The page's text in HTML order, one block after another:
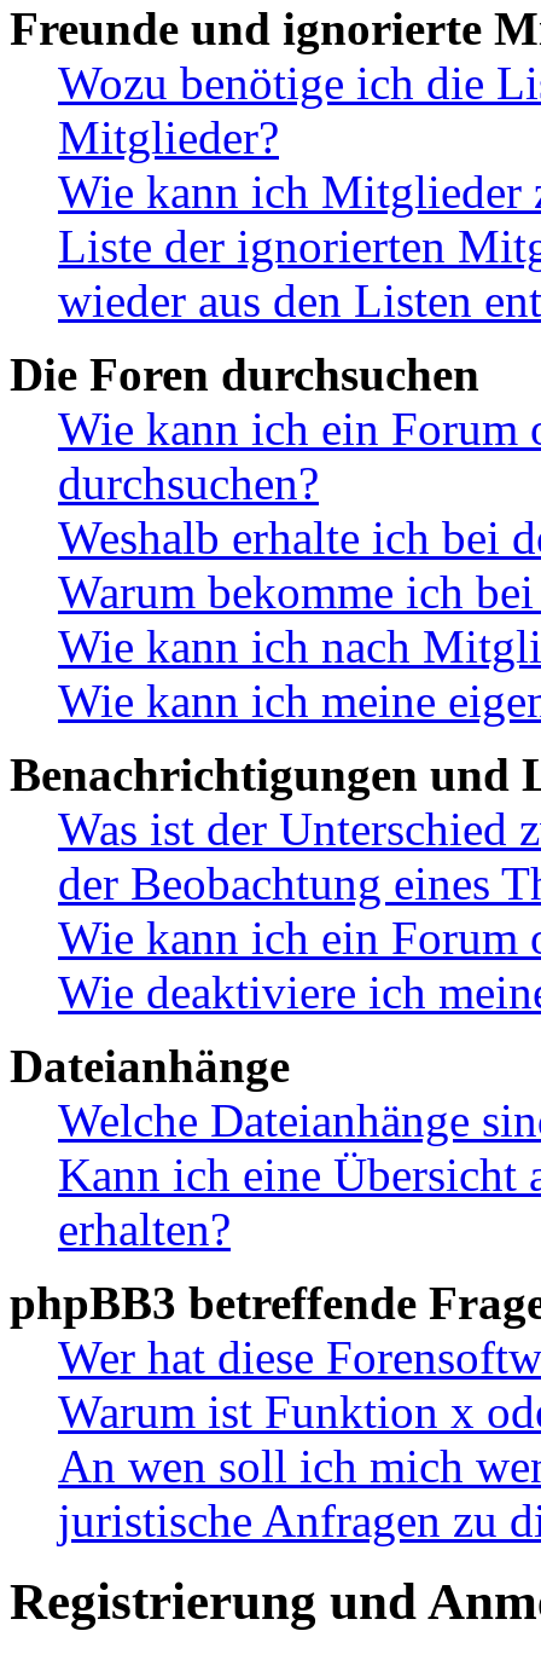
Freunde und ignorierte
Wozu benötige ich die
Mitglieder?
Wie kann ich Mitglieder
Liste der ignorierten
wieder aus den Listen
Die Foren durchsuchen
Wie kann ich ein Forum
durchsuchen?
Weshalb erhalte ich bei
Warum bekomme ich
Wie kann ich nach
Wie kann ich meine
Benachrichtigungen und
Was ist der Unterschied
der Beobachtung eines
Wie kann ich ein Forum
Wie deaktiviere ich
Dateianhänge
Welche Dateianhänge
Kann ich eine Übersicht
erhalten?
phpBB3 betreffende
Wer hat diese
Warum ist Funktion x
An wen soll ich mich
juristische Anfragen zu
Registrierung und